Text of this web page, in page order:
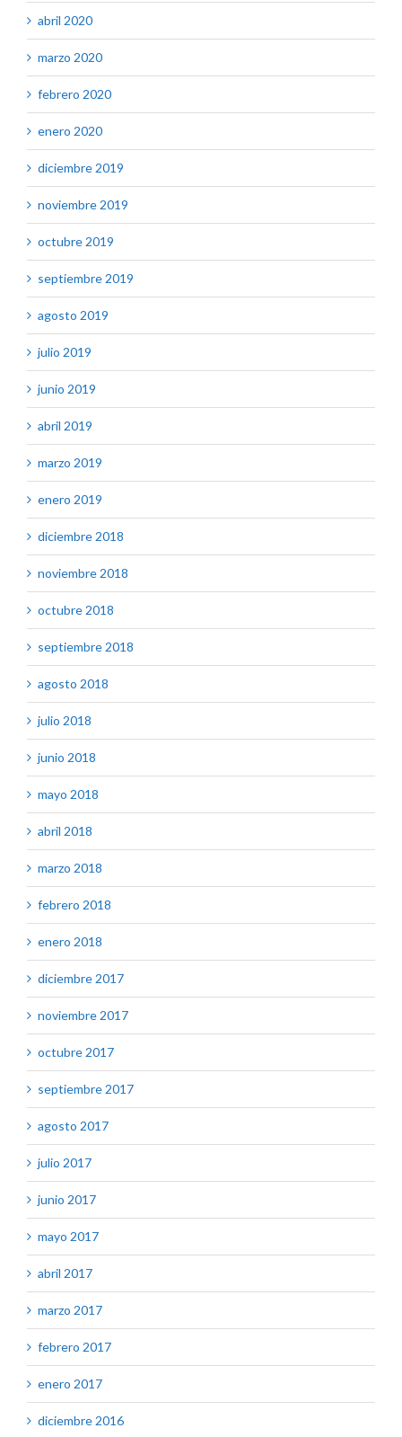
abril 2020
marzo 2020
febrero 2020
enero 2020
diciembre 2019
noviembre 2019
octubre 2019
septiembre 2019
agosto 2019
julio 2019
junio 2019
abril 2019
marzo 2019
enero 2019
diciembre 2018
noviembre 2018
octubre 2018
septiembre 2018
agosto 2018
julio 2018
junio 2018
mayo 2018
abril 2018
marzo 2018
febrero 2018
enero 2018
diciembre 2017
noviembre 2017
octubre 2017
septiembre 2017
agosto 2017
julio 2017
junio 2017
mayo 2017
abril 2017
marzo 2017
febrero 2017
enero 2017
diciembre 2016